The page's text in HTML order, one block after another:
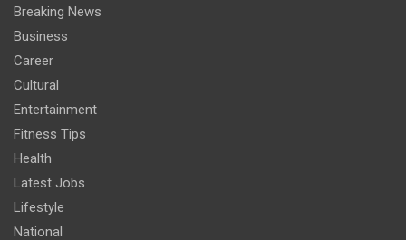
Breaking News
Business
Career
Cultural
Entertainment
Fitness Tips
Health
Latest Jobs
Lifestyle
National